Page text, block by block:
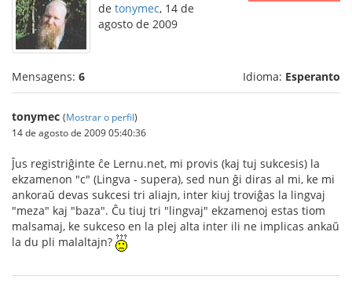
de tonymec, 14 de
agosto de 2009
Mensagens: 6 Idioma: Esperanto
tonymec (Mostrar o perfil)
14 de agosto de 2009 05:40:36
Ĵus registriĝinte ĉe Lernu.net, mi provis (kaj tuj sukcesis) la
ekzamenon "c" (Lingva - supera), sed nun ĝi diras al mi, ke mi
ankoraŭ devas sukcesi tri aliajn, inter kiuj troviĝas la lingvaj
"meza" kaj "baza". Ĉu tiuj tri "lingvaj" ekzamenoj estas tiom
malsamaj, ke sukceso en la plej alta inter ili ne implicas ankaŭ
la du pli malaltajn?